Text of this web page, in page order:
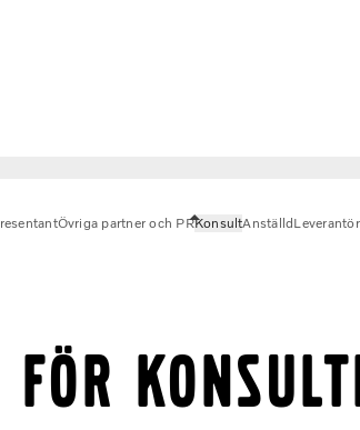
Övriga partner och PRKonsultAnställd